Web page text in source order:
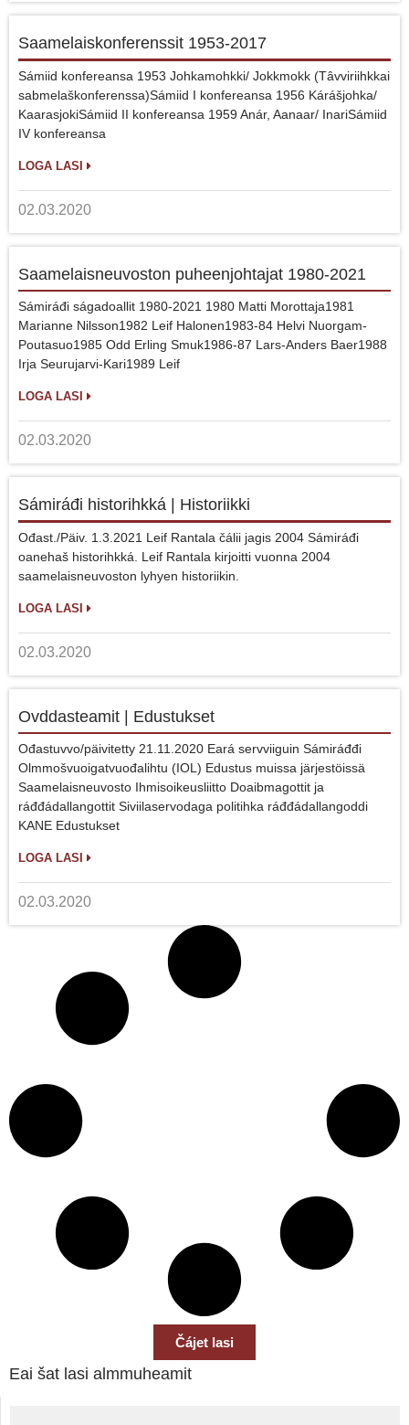
Saamelaiskonferenssit 1953-2017
Sámiid konfereansa 1953 Johkamohkki/ Jokkmokk (Tâvviriihkkai
sabmelaškonferenssa)Sámiid I konfereansa 1956 Kárášjohka/
KaarasjokiSámiid II konfereansa 1959 Anár, Aanaar/ InariSámiid
IV konfereansa
LOGA LASI
02.03.2020
Saamelaisneuvoston puheenjohtajat 1980-2021
Sámiráđi ságadoallit 1980-2021 1980 Matti Morottaja1981
Marianne Nilsson1982 Leif Halonen1983-84 Helvi Nuorgam-
Poutasuo1985 Odd Erling Smuk1986-87 Lars-Anders Baer1988
Irja Seurujarvi-Kari1989 Leif
LOGA LASI
02.03.2020
Sámiráđi historihkká | Historiikki
Ođast./Päiv. 1.3.2021 Leif Rantala čálii jagis 2004 Sámiráđi
oanehaš historihkká. Leif Rantala kirjoitti vuonna 2004
saamelaisneuvoston lyhyen historiikin.
LOGA LASI
02.03.2020
Ovddasteamit | Edustukset
Ođastuvvo/päivitetty 21.11.2020 Eará servviiguin Sámiráđđi
Olmmošvuoigatvuođalihtu (IOL) Edustus muissa järjestöissä
Saamelaisneuvosto Ihmisoikeusliitto Doaibmagottit ja
ráđđádallangottit Siviilaservodaga politihka ráđđádallangoddi
KANE Edustukset
LOGA LASI
02.03.2020
Čájet lasi
Eai šat lasi almmuheamit